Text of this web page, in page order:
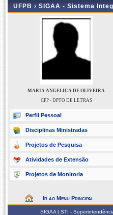
UFPB › SIGAA - Sistema
MARIA ANGELICA DE OLIVEIRA
CFP - DPTO DE LETRAS
Perfil Pessoal
Disciplinas Ministradas
Projetos de Pesquisa
Atividades de Extensão
Projetos de Monitoria
Ir ao Menu Principal
SIGAA | STI -